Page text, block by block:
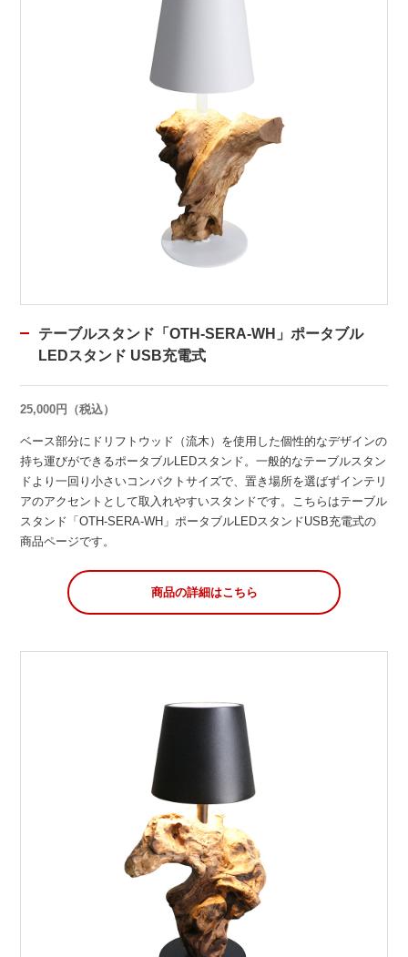
テーブルスタンド「OTH-SERA-WH」ポータブル
LEDスタンド USB充電式
25,000円（税込）
ベース部分にドリフトウッド（流木）を使用した個性的なデザインの
持ち運びができるポータブルLEDスタンド。一般的なテーブルスタン
ドより一回り小さいコンパクトサイズで、置き場所を選ばずインテリ
アのアクセントとして取入れやすいスタンドです。こちらはテーブル
スタンド「OTH-SERA-WH」ポータブルLEDスタンドUSB充電式の
商品ページです。
商品の詳細はこちら